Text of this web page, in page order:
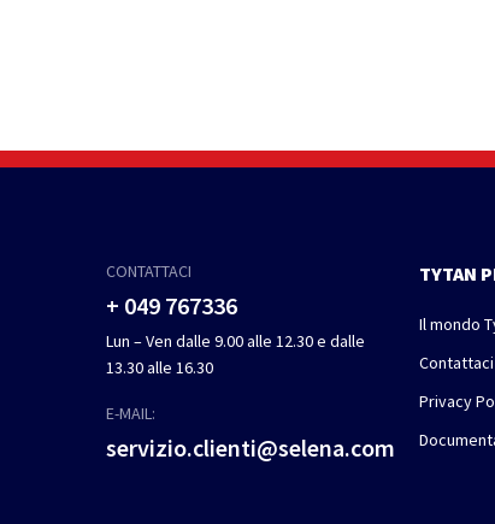
CONTATTACI
+ 049 767336
Lun – Ven dalle 9.00 alle 12.30 e dalle
13.30 alle 16.30
E-MAIL:
servizio.clienti@selena.com
TYTAN
Il mondo
Contattaci
Privacy